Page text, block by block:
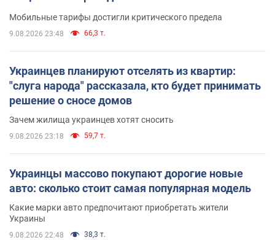
Мобильные тарифы достигли критического предела
9.08.2026 23:48 66,3 т.
Украинцев планируют отселять из квартир:
"слуга народа" рассказала, кто будет принимать
решение о сносе домов
Зачем жилища украинцев хотят сносить
9.08.2026 23:18 59,7 т.
Украинцы массово покупают дорогие новые
авто: сколько стоит самая популярная модель
Какие марки авто предпочитают приобретать жители
Украины
9.08.2026 22:48 38,3 т.